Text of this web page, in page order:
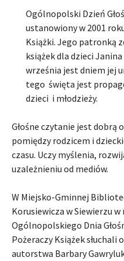
Ogólnopolski Dzień
ustanowiony w 2001
Książki. Jego patronką
książek dla dzieci
września jest dniem jej
tego święta jest
dzieci i młodzieży.
Głośne czytanie jest dobrą
pomiędzy rodzicem i
czasu. Uczy myślenia,
uzależnieniu od mediów.
W Miejsko-Gminnej
Korusiewicza w Siewierzu
Ogólnopolskiego Dnia
Pożeraczy Książek słuchali
autorstwa Barbary